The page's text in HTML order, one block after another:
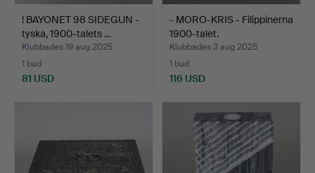
! BAYONET 98 SIDEGUN -
tyska, 1900-talets …
Klubbades 19 aug 2025
1 bud
81 USD
- MORO-KRIS - Filippinerna
1900-talet.
Klubbades 3 aug 2025
1 bud
116 USD